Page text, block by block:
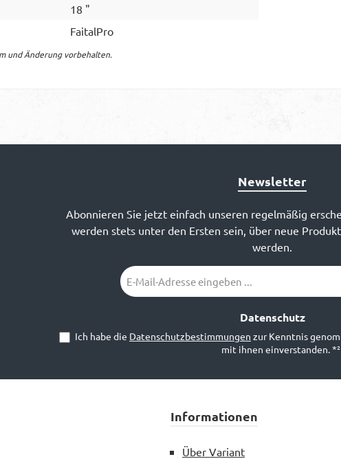
18 "
FaitalPro
und Änderung vorbehalten.
Newsletter
Abonnieren Sie jetzt einfach unseren regelmäßig
werden stets unter den Ersten sein, über neue
werden.
E-
Mail-
Datenschutz
Ich habe die Datenschutzbestimmungen zur Kenntnis
mit ihnen einverstanden.*²
Informationen
Über Variant